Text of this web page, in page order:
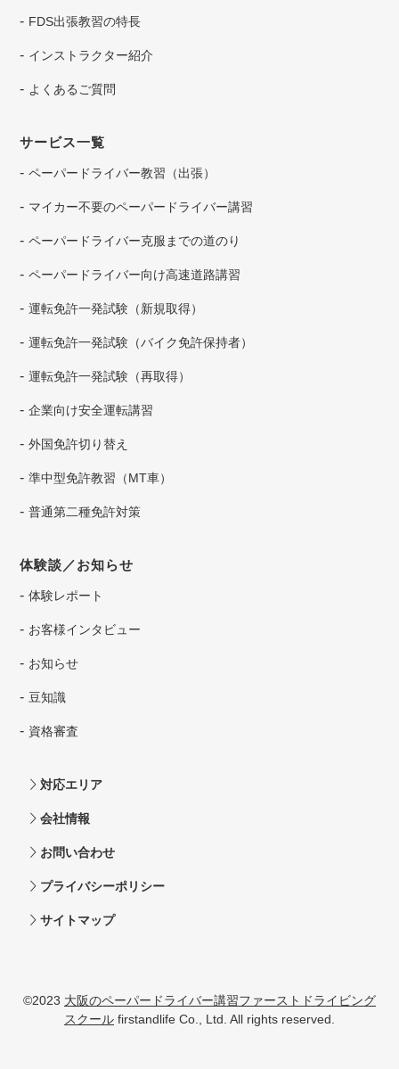
FDS出張教習の特長
インストラクター紹介
よくあるご質問
サービス一覧
ペーパードライバー教習（出張）
マイカー不要のペーパードライバー講習
ペーパードライバー克服までの道のり
ペーパードライバー向け高速道路講習
運転免許一発試験（新規取得）
運転免許一発試験（バイク免許保持者）
運転免許一発試験（再取得）
企業向け安全運転講習
外国免許切り替え
準中型免許教習（MT車）
普通第二種免許対策
体験談／お知らせ
体験レポート
お客様インタビュー
お知らせ
豆知識
資格審査
対応エリア
会社情報
お問い合わせ
プライバシーポリシー
サイトマップ
©2023 大阪のペーパードライバー講習ファーストドライビング
スクール firstandlife Co., Ltd. All rights reserved.